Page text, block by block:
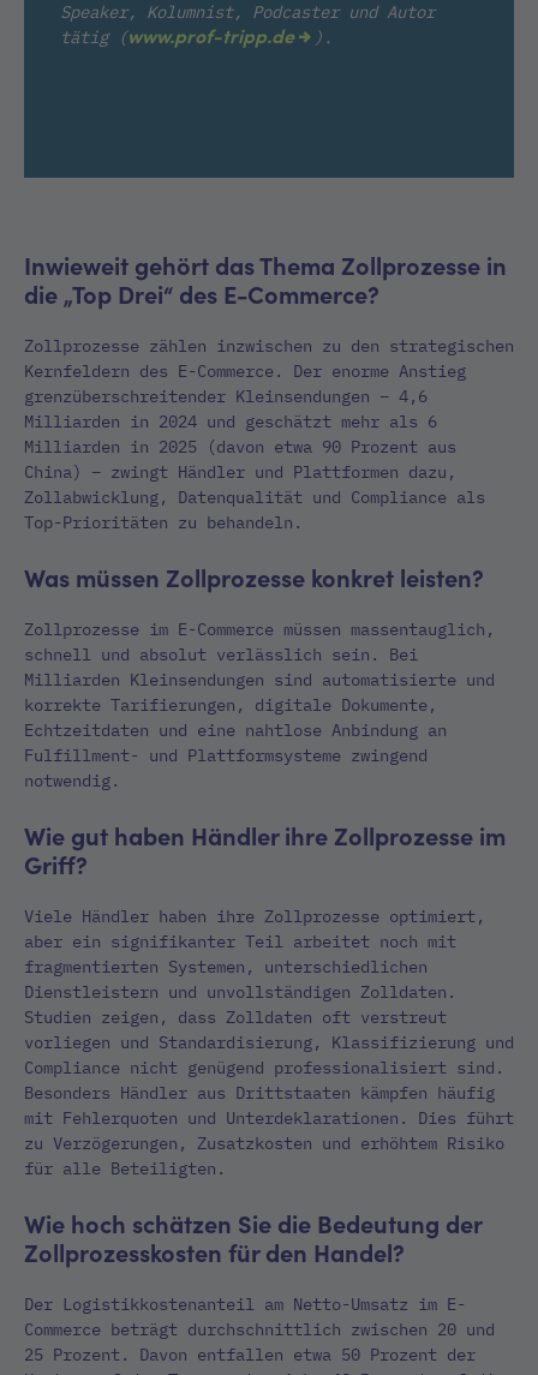
Speaker, Kolumnist, Podcaster und Autor
tätig (www.prof-tripp.de ).
Inwieweit gehört das Thema Zollprozesse in
die „Top Drei“ des E-Commerce?
Zollprozesse zählen inzwischen zu den strategischen
Kernfeldern des E-Commerce. Der enorme Anstieg
grenzüberschreitender Kleinsendungen – 4,6
Milliarden in 2024 und geschätzt mehr als 6
Milliarden in 2025 (davon etwa 90 Prozent aus
China) – zwingt Händler und Plattformen dazu,
Zollabwicklung, Datenqualität und Compliance als
Top-Prioritäten zu behandeln.
Was müssen Zollprozesse konkret leisten?
Zollprozesse im E-Commerce müssen massentauglich,
schnell und absolut verlässlich sein. Bei
Milliarden Kleinsendungen sind automatisierte und
korrekte Tarifierungen, digitale Dokumente,
Echtzeitdaten und eine nahtlose Anbindung an
Fulfillment- und Plattformsysteme zwingend
notwendig.
Wie gut haben Händler ihre Zollprozesse im
Griff?
Viele Händler haben ihre Zollprozesse optimiert,
aber ein signifikanter Teil arbeitet noch mit
fragmentierten Systemen, unterschiedlichen
Dienstleistern und unvollständigen Zolldaten.
Studien zeigen, dass Zolldaten oft verstreut
vorliegen und Standardisierung, Klassifizierung und
Compliance nicht genügend professionalisiert sind.
Besonders Händler aus Drittstaaten kämpfen häufig
mit Fehlerquoten und Unterdeklarationen. Dies führt
zu Verzögerungen, Zusatzkosten und erhöhtem Risiko
für alle Beteiligten.
Wie hoch schätzen Sie die Bedeutung der
Zollprozesskosten für den Handel?
Der Logistikkostenanteil am Netto-Umsatz im E-
Commerce beträgt durchschnittlich zwischen 20 und
25 Prozent. Davon entfallen etwa 50 Prozent der